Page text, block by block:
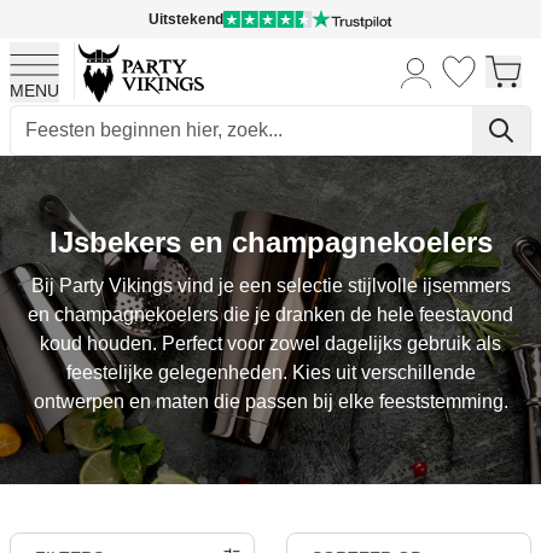
Uitstekend
MENU
Ga naar de inhoud
IJsbekers en champagnekoelers
Bij Party Vikings vind je een selectie stijlvolle ijsemmers
en champagnekoelers die je dranken de hele feestavond
koud houden. Perfect voor zowel dagelijks gebruik als
feestelijke gelegenheden. Kies uit verschillende
ontwerpen en maten die passen bij elke feeststemming.